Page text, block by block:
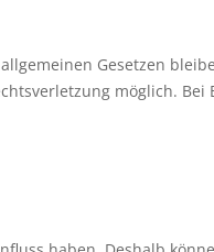
Gesetzen
möglich. Bei